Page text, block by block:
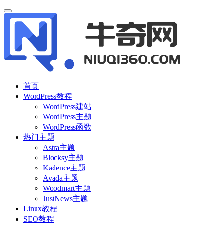
首页
WordPress教程
WordPress建站
WordPress主题
WordPress函数
热门主题
Astra主题
Blocksy主题
Kadence主题
Avada主题
Woodmart主题
JustNews主题
Linux教程
SEO教程